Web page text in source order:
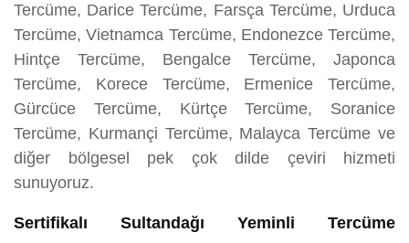
Tercüme, Darice Tercüme, Farsça Tercüme, Urduca
Tercüme, Vietnamca Tercüme, Endonezce Tercüme,
Hintçe Tercüme, Bengalce Tercüme, Japonca
Tercüme, Korece Tercüme, Ermenice Tercüme,
Gürcüce Tercüme, Kürtçe Tercüme, Soranice
Tercüme, Kurmançi Tercüme, Malayca Tercüme ve
diğer bölgesel pek çok dilde çeviri hizmeti
sunuyoruz.
Sertifikalı Sultandağı Yeminli Tercüme